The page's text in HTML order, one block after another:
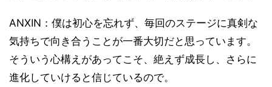
ANXIN：僕は初心を忘れず、毎回のステージに真剣な
気持ちで向き合うことが一番大切だと思っています。
そういう心構えがあってこそ、絶えず成長し、さらに
進化していけると信じているので。